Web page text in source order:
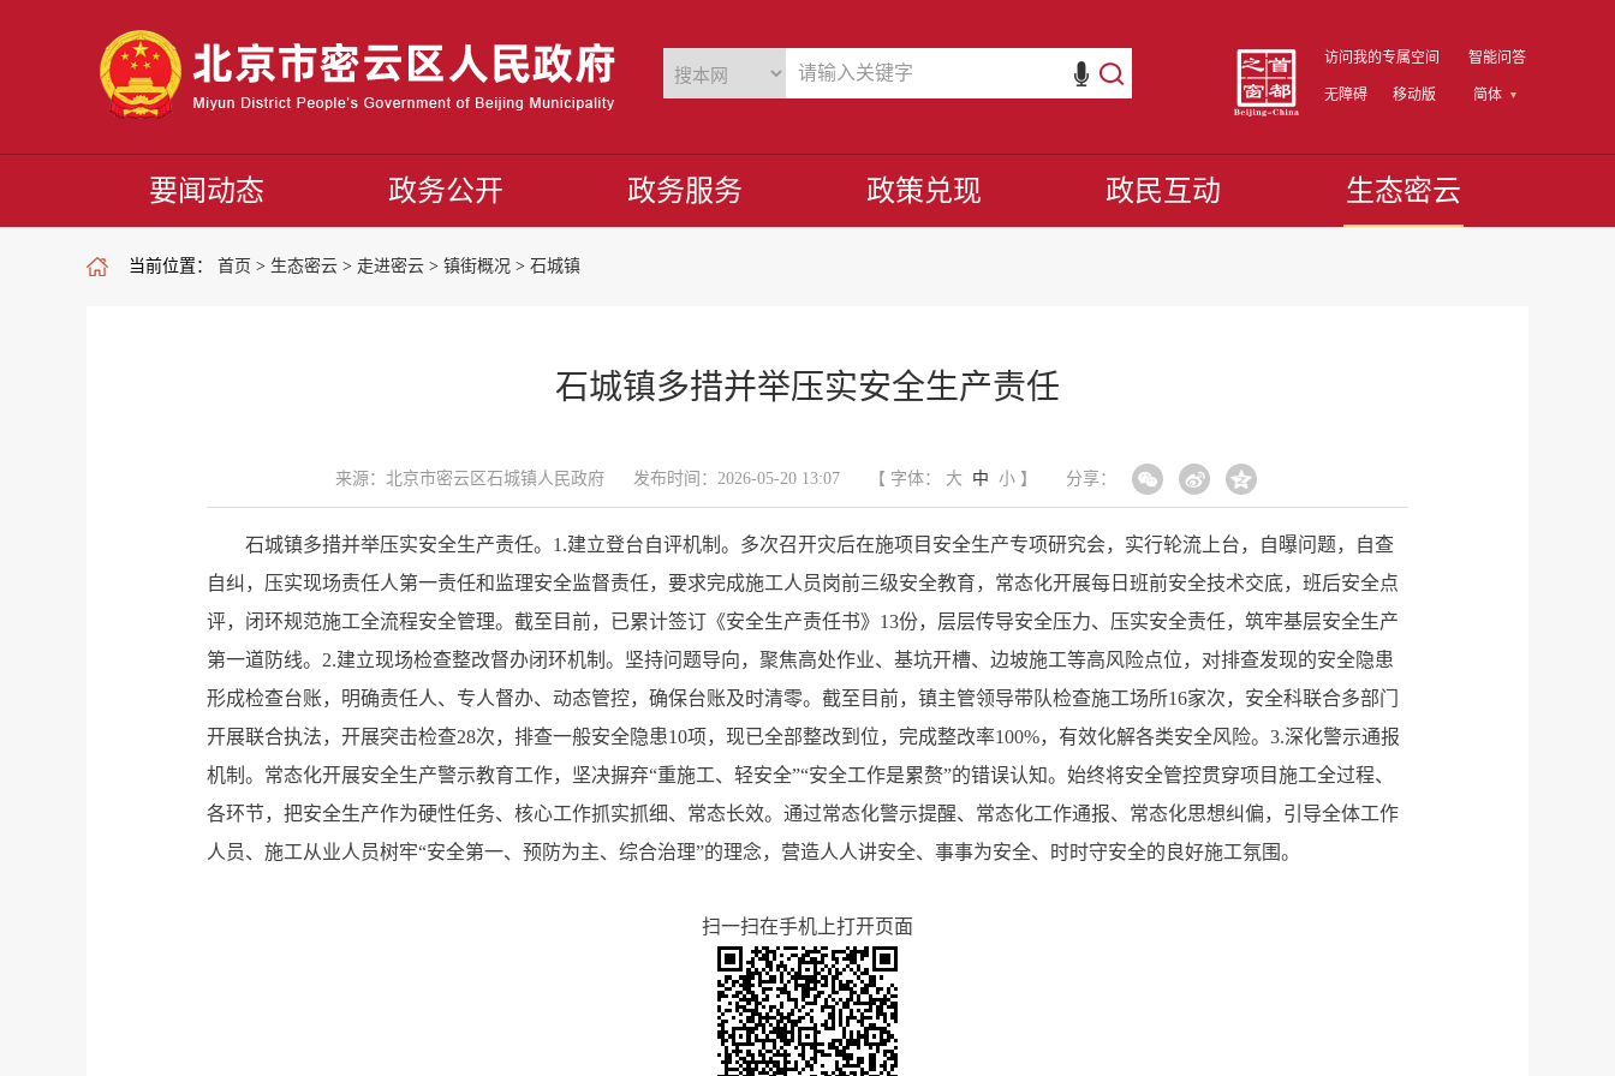
访问我的专属空间 智能问答
无障碍 移动版 简体
要闻动态 政务公开 政务服务 政策兑现 政民互动 生态密云
当前位置： 首页 > 生态密云 > 走进密云 > 镇街概况 > 石城镇
石城镇多措并举压实安全生产责任
来源：北京市密云区石城镇人民政府 发布时间：2026-05-20 13:07 【 字体： 大 中 小】 分享：
石城镇多措并举压实安全生产责任。1.建立登台自评机制。多次召开灾后在施项目安全生产专项研究会，实行轮流上台，自曝问题，自查
自纠，压实现场责任人第一责任和监理安全监督责任，要求完成施工人员岗前三级安全教育，常态化开展每日班前安全技术交底，班后安全点
评，闭环规范施工全流程安全管理。截至目前，已累计签订《安全生产责任书》13份，层层传导安全压力、压实安全责任，筑牢基层安全生产
第一道防线。2.建立现场检查整改督办闭环机制。坚持问题导向，聚焦高处作业、基坑开槽、边坡施工等高风险点位，对排查发现的安全隐患
形成检查台账，明确责任人、专人督办、动态管控，确保台账及时清零。截至目前，镇主管领导带队检查施工场所16家次，安全科联合多部门
开展联合执法，开展突击检查28次，排查一般安全隐患10项，现已全部整改到位，完成整改率100%，有效化解各类安全风险。3.深化警示通报
机制。常态化开展安全生产警示教育工作，坚决摒弃“重施工、轻安全”“安全工作是累赘”的错误认知。始终将安全管控贯穿项目施工全过程、
各环节，把安全生产作为硬性任务、核心工作抓实抓细、常态长效。通过常态化警示提醒、常态化工作通报、常态化思想纠偏，引导全体工作
人员、施工从业人员树牢“安全第一、预防为主、综合治理”的理念，营造人人讲安全、事事为安全、时时守安全的良好施工氛围。
扫一扫在手机上打开页面